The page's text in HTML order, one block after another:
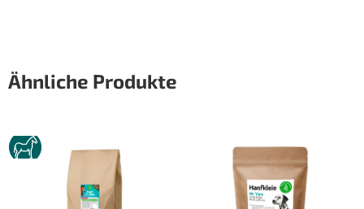
Ähnliche Produkte
KUN